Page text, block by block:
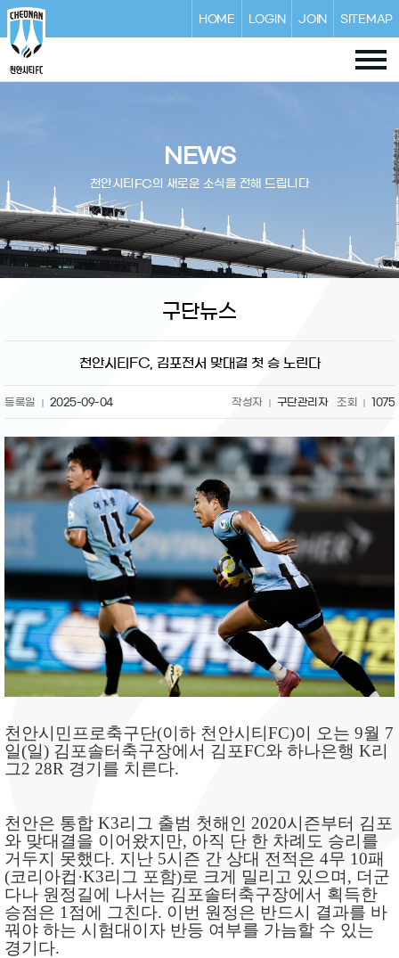
HOME LOGIN JOIN SITEMAP
NEWS
천안시티FC의 새로운 소식을 전해 드립니다
구단뉴스
천안시티FC, 김포전서 맞대결 첫 승 노린다
등록일 2025-09-04 작성자 구단관리자 조회 1075
천안시민프로축구단(이하 천안시티FC)이 오는 9월 7
일(일) 김포솔터축구장에서 김포FC와 하나은행 K리
그2 28R 경기를 치른다.
천안은 통합 K3리그 출범 첫해인 2020시즌부터 김포
와 맞대결을 이어왔지만, 아직 단 한 차례도 승리를
거두지 못했다. 지난 5시즌 간 상대 전적은 4무 10패
(코리아컵 ·K3리그 포함)로 크게 밀리고 있으며 , 더군
다나 원정길에 나서는 김포솔터축구장에서 획득한
승점은 1 점에 그친다. 이번 원정은 반드시 결과를 바
꿔야 하는 시험대이자 반등 여부를 가늠할 수 있는
경기다.